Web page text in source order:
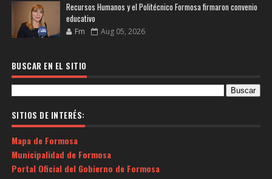
Recursos Humanos y el Politécnico Formosa firmaron convenio
educativo
Fm Aug 05, 2026
BUSCAR EN EL SITIO
SITIOS DE INTERÉS:
Mapa de Formosa
Municipalidad de Formosa
Portal Oficial del Gobierno de Formosa